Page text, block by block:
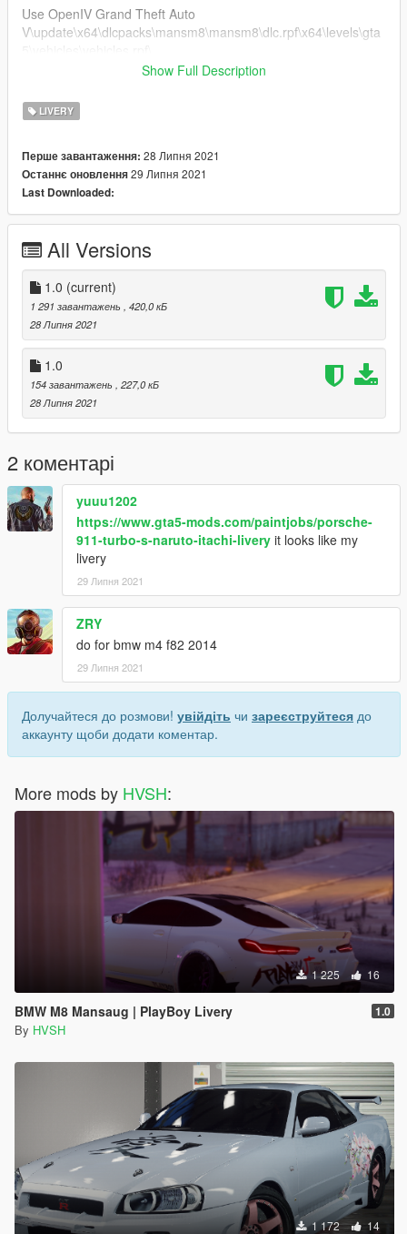
Use OpenIV Grand Theft Auto
V\update\x64\dlcpacks\mansm8\mansm8\dlc.rpf\x64\levels\gta
Show Full Description
LIVERY
Перше завантаження: 28 Липня 2021
Останнє оновлення29 Липня 2021
Last Downloaded:
All Versions
1.0 (current)
1 291 завантажень
, 420,0 кБ
28 Липня 2021
1.0
154 завантажень
, 227,0 кБ
28 Липня 2021
2 коментарі
yuuu1202
https://www.gta5-mods.com/paintjobs/porsche-
911-turbo-s-naruto-itachi-livery it looks like my
livery
29 Липня 2021
ZRY
do for bmw m4 f82 2014
29 Липня 2021
Долучайтеся до розмови! увійдіть чи зареєструйтеся до
аккаунту щоби додати коментар.
More mods by HVSH:
1 225 16
BMW M8 Mansaug | PlayBoy Livery 1.0
By HVSH
1 172 14